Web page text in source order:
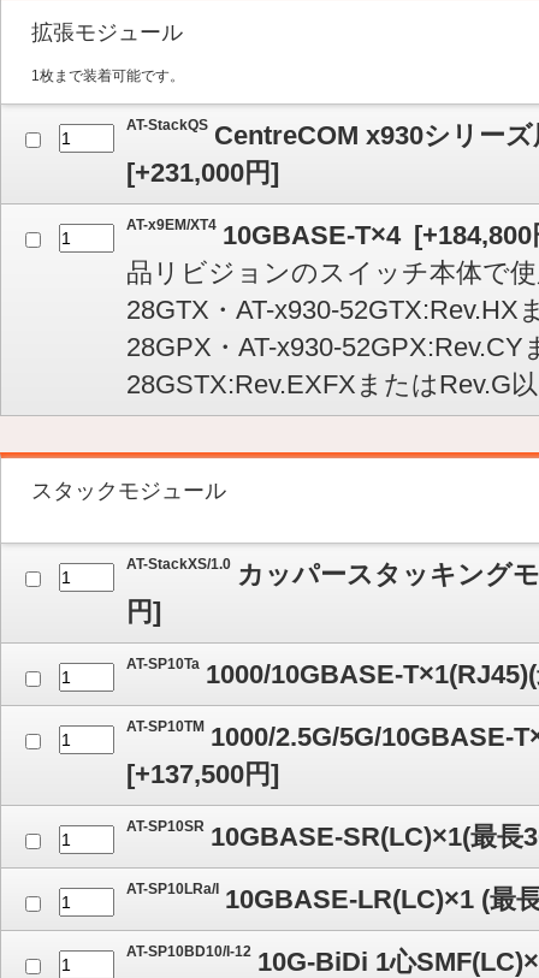
拡張モジュール
1枚まで装着可能です。
AT-StackQS CentreCOM x930シリー
[+231,000円]
AT-x9EM/XT4 10GBASE-T×4 [+184,800
品リビジョンのスイッチ本体で
28GTX・AT-x930-52GTX:Rev.HX
28GPX・AT-x930-52GPX:Rev.CY
28GSTX:Rev.EXFXまたはRev.G
スタックモジュール
AT-StackXS/1.0 カッパースタッキング
円]
AT-SP10Ta 1000/10GBASE-
AT-SP10TM 1000/2.5G/5G/10GBASE-
[+137,500円]
AT-SP10SR 10GBASE-SR(LC)×1(最長
AT-SP10LRa/I 10GBASE-LR(LC)×1 (最
AT-SP10BD10/I-12 10G-BiDi 1心